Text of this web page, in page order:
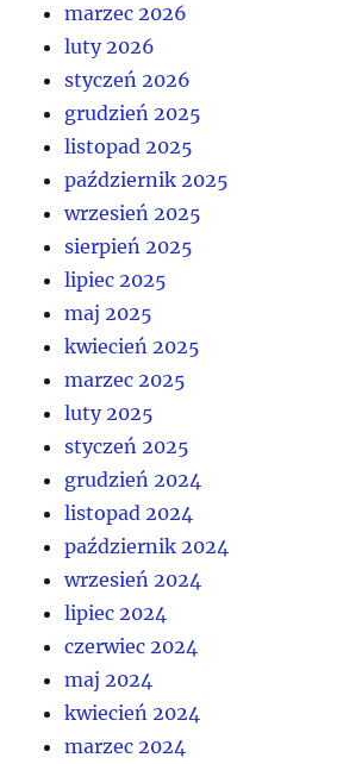
marzec 2026
luty 2026
styczeń 2026
grudzień 2025
listopad 2025
październik 2025
wrzesień 2025
sierpień 2025
lipiec 2025
maj 2025
kwiecień 2025
marzec 2025
luty 2025
styczeń 2025
grudzień 2024
listopad 2024
październik 2024
wrzesień 2024
lipiec 2024
czerwiec 2024
maj 2024
kwiecień 2024
marzec 2024